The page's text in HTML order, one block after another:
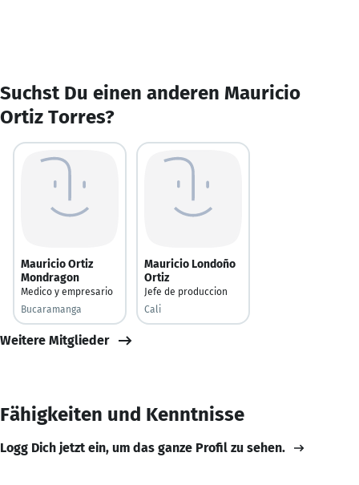
Suchst Du einen anderen Mauricio
Ortiz Torres?
Mauricio Ortiz
Mondragon
Medico y empresario
Bucaramanga
Mauricio Londoño
Ortiz
Jefe de produccion
Cali
Weitere Mitglieder
Fähigkeiten und Kenntnisse
Logg Dich jetzt ein, um das ganze Profil zu sehen.